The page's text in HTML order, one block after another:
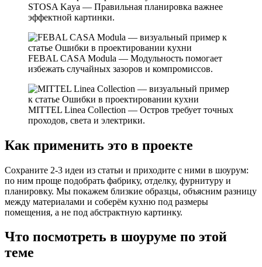
STOSA Kaya — Правильная планировка важнее
эффектной картинки.
FEBAL CASA Modula — Модульность помогает
избежать случайных зазоров и компромиссов.
MITTEL Linea Collection — Остров требует точных
проходов, света и электрики.
Как применить это в проекте
Сохраните 2-3 идеи из статьи и приходите с ними в шоурум:
по ним проще подобрать фабрику, отделку, фурнитуру и
планировку. Мы покажем близкие образцы, объясним разницу
между материалами и соберём кухню под размеры
помещения, а не под абстрактную картинку.
Что посмотреть в шоуруме по этой
теме